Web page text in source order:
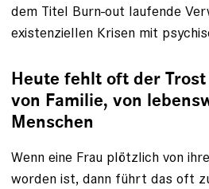
dem Titel Burn-out laufende
existenziellen Krisen mit
Heute fehlt oft der
von Familie, von
Menschen
Wenn eine Frau plötzlich von
worden ist, dann führt das oft